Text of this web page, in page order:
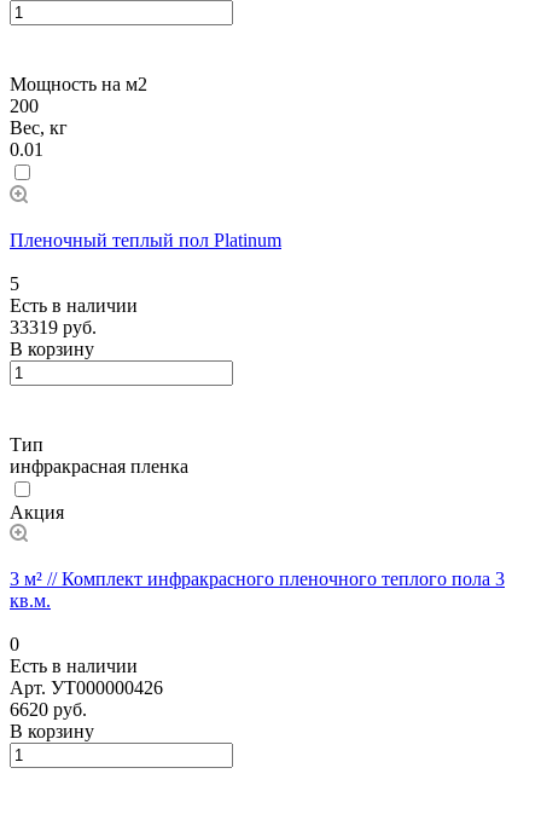
Мощность на м2
200
Вес, кг
0.01
Пленочный теплый пол Platinum
5
Есть в наличии
33319 руб.
В корзину
Тип
инфракрасная пленка
Акция
3 м² // Комплект инфракрасного пленочного теплого пола 3
кв.м.
0
Есть в наличии
Арт. УТ000000426
6620 руб.
В корзину